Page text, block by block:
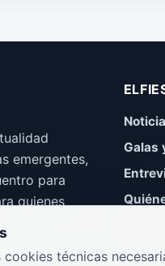
emergentes,
para
quienes
Galas
cookies técnicas